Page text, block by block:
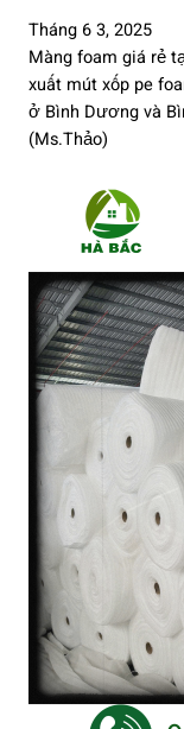
Tháng 6 3, 2025
Màng foam giá rẻ
xuất mút xốp pe
ở Bình Dương và
(Ms.Thảo)